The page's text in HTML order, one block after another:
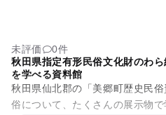
未評価
0件
秋田県指定有形民俗文化財のわ
を学べる資料館
秋田県仙北郡の「美郷町歴史民
俗について、たくさんの展示物